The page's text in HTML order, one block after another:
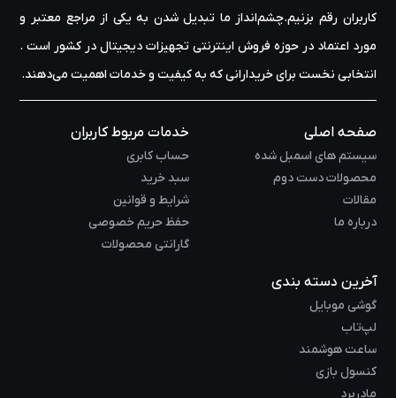
کاربران رقم بزنیم.چشم‌انداز ما تبدیل شدن به یکی از مراجع معتبر و
مورد اعتماد در حوزه‌ فروش اینترنتی تجهیزات دیجیتال در کشور است .
انتخابی نخست برای خریدارانی که به کیفیت و خدمات اهمیت می‌دهند.
صفحه اصلی
سیستم های اسمبل شده
محصولات دست دوم
مقالات
درباره ما
خدمات مربوط کاربران
حساب کابری
سبد خرید
شرایط و قوانین
حفظ حریم خصوصی
گارانتی محصولات
آخرین دسته بندی
گوشی موبایل
لپ‌تاب
ساعت هوشمند
کنسول بازی
مادربرد